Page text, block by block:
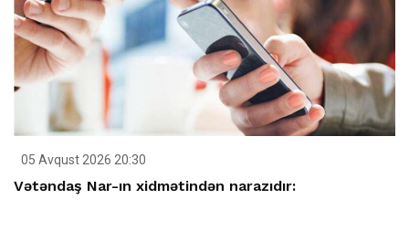
05 Avqust 2026 20:30
Vətəndaş Nar-ın xidmətindən narazıdır: